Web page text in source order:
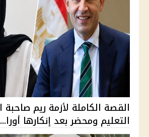
التعليم ومحضر بعد إنكارها أورا...